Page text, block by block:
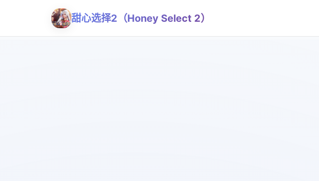
甜心选择2（Honey Select 2）